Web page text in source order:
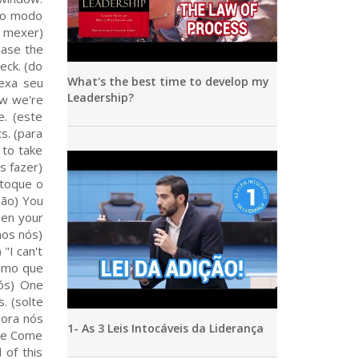
What's the best time to develop my
Leadership?
1- As 3 Leis Intocáveis da Liderança